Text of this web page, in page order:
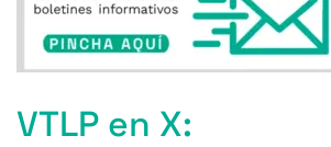
VTLP en X: